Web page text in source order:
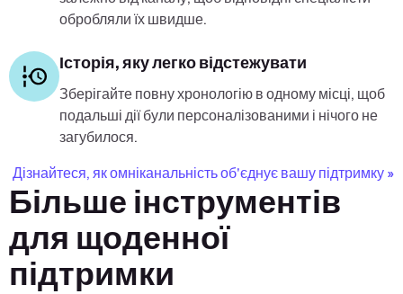
обробляли їх швидше.
Історія, яку легко відстежувати
Зберігайте повну хронологію в одному місці, щоб
подальші дії були персоналізованими і нічого не
загубилося.
Дізнайтеся, як омніканальність об'єднує вашу підтримку »
Більше інструментів
для щоденної
підтримки